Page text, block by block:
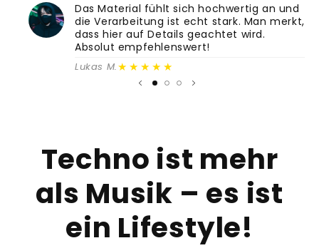
Das Material fühlt sich hochwertig an und
die Verarbeitung ist echt stark. Man merkt,
dass hier auf Details geachtet wird.
Absolut empfehlenswert!
Lukas M.★★★★★
Techno ist mehr
als Musik – es ist
ein Lifestyle!